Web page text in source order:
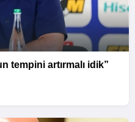
tempini artırmalı idik”